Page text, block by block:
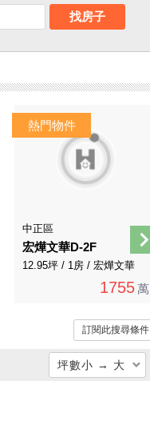
找房子
中正區
宏燁文華D-2F
12.95坪 / 1房 / 宏燁文華
1755 萬
訂閱此搜尋條件
坪數小 → 大